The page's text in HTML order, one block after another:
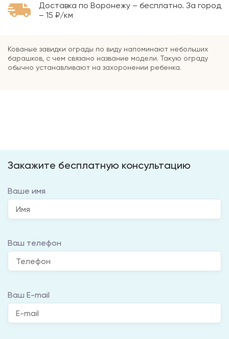
Доставка по Воронежу – бесплатно. За город
– 15 ₽/км
Кованые завидки ограды по виду напоминают небольших
барашков, с чем связано название модели. Такую ограду
обычно устанавливают на захоронении ребенка.
Закажите бесплатную консультацию
Ваше имя
Ваш телефон
Ваш E-mail